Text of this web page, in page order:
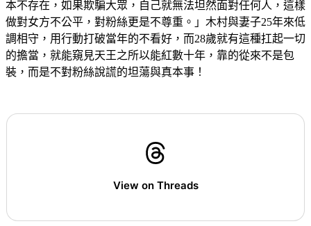
本不存在，如果欺騙大眾，自己就無法坦然面對任何人，這樣
做對女方不公平，對粉絲更是不尊重。」木村與妻子25年來低
調相守，用行動打破當年的不看好，而28歲就有這種扛起一切
的擔當，就能窺見天王之所以能紅數十年，靠的從來不是包
裝，而是不對粉絲說謊的坦蕩與真本事！
View on Threads